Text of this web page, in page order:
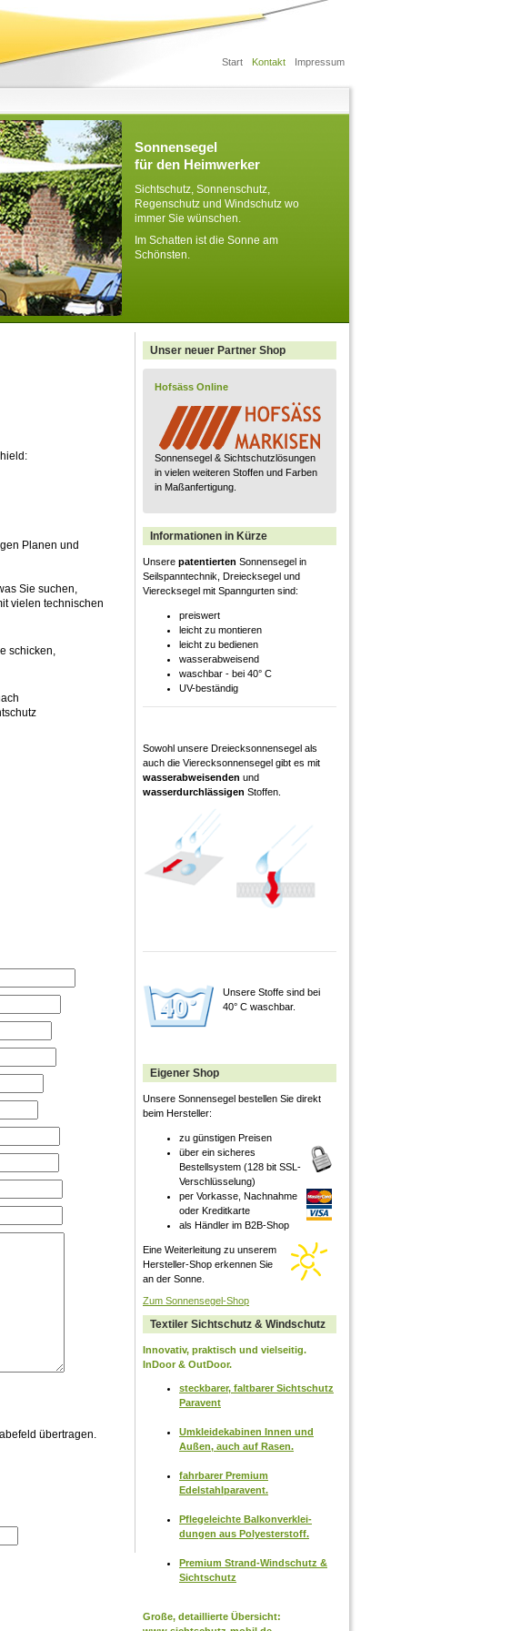
Start Kontakt Impressum
Sonnensegel
für den Heimwerker
Sichtschutz, Sonnenschutz,
Regenschutz und Windschutz wo
immer Sie wünschen.
Im Schatten ist die Sonne am
Schönsten.
Planen und
Sie suchen,
vielen technischen
schicken,
übertragen.
Unser neuer Partner Shop
Hofsäss Online
Sonnensegel & Sichtschutz­lösungen
in vielen weiteren Stoffen und Farben
in Maßanfertigung.
Informationen in Kürze
Unsere patentierten Sonnensegel in
Seilspanntechnik, Dreiecksegel und
Vierecksegel mit Spanngurten sind:
preiswert
leicht zu montieren
leicht zu bedienen
wasserabweisend
waschbar - bei 40° C
UV-beständig
Sowohl unsere Dreiecksonnensegel als
auch die Vierecksonnensegel gibt es mit
wasserabweisenden und
wasserdurchlässigen Stoffen.
Unsere Stoffe sind bei
40° C waschbar.
Eigener Shop
Unsere Sonnensegel bestellen Sie direkt
beim Hersteller:
zu günstigen Preisen
über ein sicheres
Bestellsystem (128 bit SSL-
Verschlüsselung)
per Vorkasse, Nachnahme
oder Kreditkarte
als Händler im B2B-Shop
Eine Weiterleitung zu unserem
Hersteller-Shop erkennen Sie
an der Sonne.
Zum Sonnensegel-Shop
Textiler Sichtschutz & Windschutz
Innovativ, praktisch und vielseitig.
InDoor & OutDoor.
steckbarer, faltbarer Sichtschutz
Paravent
Umkleidekabinen Innen und
Außen, auch auf Rasen.
fahrbarer Premium
Edelstahlparavent.
Pflegeleichte Balkon­ver­klei­
dung­en aus Polyesterstoff.
Premium Strand-Windschutz &
Sichtschutz
Große, detaillierte Übersicht: